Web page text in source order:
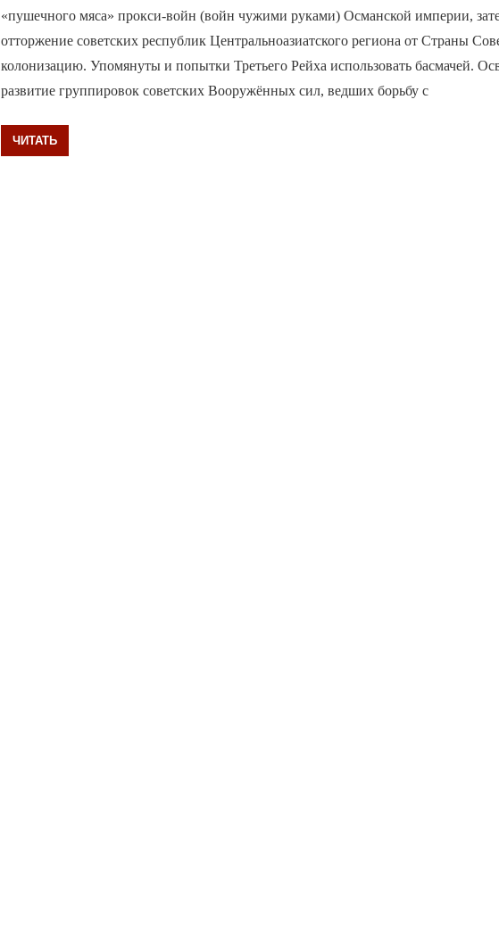
«пушечного мяса» прокси-войн (войн чужими руками) Османской империи,
отторжение советских республик Центральноазиатского региона от Страны
колонизацию. Упомянуты и попытки Третьего Рейха использовать басмачей.
развитие группировок советских Вооружённых сил, ведших борьбу с
ЧИТАТЬ